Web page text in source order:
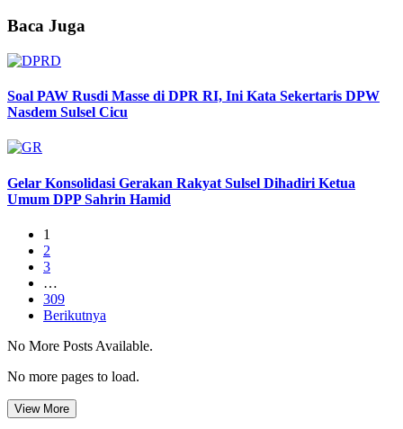
Baca Juga
Soal PAW Rusdi Masse di DPR RI, Ini Kata Sekertaris DPW
Nasdem Sulsel Cicu
Gelar Konsolidasi Gerakan Rakyat Sulsel Dihadiri Ketua
Umum DPP Sahrin Hamid
1
2
3
…
309
Berikutnya
No More Posts Available.
No more pages to load.
View More